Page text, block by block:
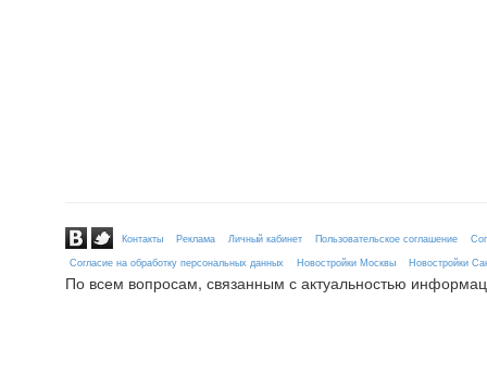
Контакты Реклама Личный кабинет Пользовательское соглашение
Согласие на обработку персональных данных
Новостройки Москвы Новостройки
По всем вопросам, связанным с актуальностью